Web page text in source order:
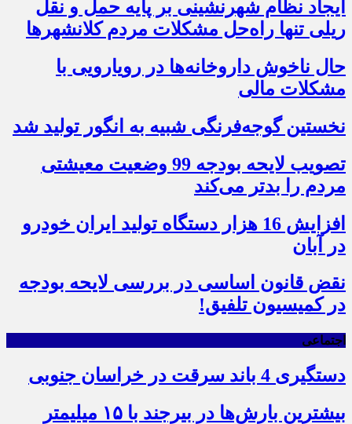
ایجاد نظام شهرنشینی بر پایه حمل و نقل
ریلی تنها راه‌حل مشکلات مردم کلانشهرها
حال ناخوش داروخانه‌ها در رویارویی با
مشکلات مالی
نخستین گوجه‌فرنگی شبیه به انگور تولید شد
تصویب لایحه بودجه 99 وضعیت معیشتی
مردم را بدتر می‌کند
افزایش 16 هزار دستگاه تولید ایران خودرو
در آبان
نقض قانون اساسی در بررسی لایحه بودجه
در کمیسیون تلفیق!
اجتماعی
دستگیری 4 باند سرقت در خراسان جنوبی
بیشترین بارش‌ها در بیرجند با ۱۵ میلیمتر